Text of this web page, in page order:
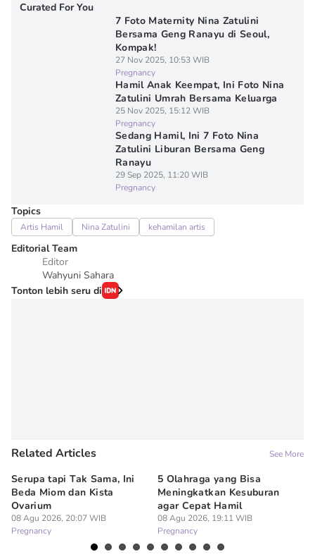
Curated For You
7 Foto Maternity Nina Zatulini
Bersama Geng Ranayu di Seoul,
Kompak!
27 Nov 2025, 10:53 WIB
Pregnancy
Hamil Anak Keempat, Ini Foto Nina
Zatulini Umrah Bersama Keluarga
25 Nov 2025, 15:12 WIB
Pregnancy
Sedang Hamil, Ini 7 Foto Nina
Zatulini Liburan Bersama Geng
Ranayu
29 Sep 2025, 11:20 WIB
Pregnancy
Topics
Artis Hamil Nina Zatulini kehamilan artis
Editorial Team
Editor
Wahyuni Sahara
Tonton lebih seru di
Related Articles See More
Serupa tapi Tak Sama, Ini
Beda Miom dan Kista
Ovarium
08 Agu 2026, 20:07 WIB
Pregnancy
5 Olahraga yang Bisa
Meningkatkan Kesuburan
agar Cepat Hamil
08 Agu 2026, 19:11 WIB
Pregnancy